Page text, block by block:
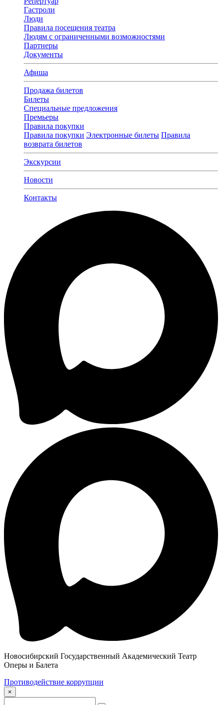
Гастроли
Люди
Правила посещения театра
Людям с ограниченными возможностями
Партнеры
Документы
Афиша
Продажа билетов
Билеты
Специальные предложения
Премьеры
Правила покупки
Правила покупки Электронные билеты Правила
возврата билетов
Экскурсии
Новости
Контакты
Новосибирский Государственный Академический Театр
Оперы и Балета
Противодействие коррупции
×